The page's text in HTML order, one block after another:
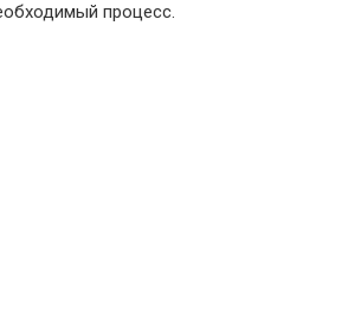
процесс.